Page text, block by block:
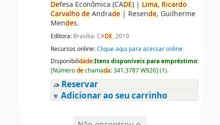
Defesa Econômica (CADE)| Lima, Ricardo
Carvalho deAndrade| Resende, Guilherme
Mendes.
Editora: Brasília: CADE, 2019
Recursos online:Clique aqui para acessar online
Disponibilidade:Itens disponíveis para empréstimo:
[Númerodechamada:341.3787 W926] (1).
Reservar
Adicionar ao seu carrinho